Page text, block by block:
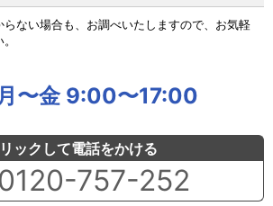
らない場合も、お調べいたしますので、お気軽
月〜金 9:00〜17:00
ックして電話をかける
0120-757-252